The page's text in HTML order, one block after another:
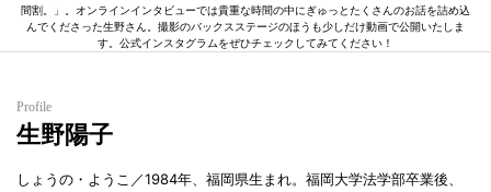
間割。」。オンラインインタビューでは貴重な時間の中にぎゅっとたくさんのお話を詰め込
んでくださった生野さん。撮影のバックスステージのほうも少しだけ動画で公開いたしま
す。公式インスタグラムをぜひチェックしてみてください！
Profile
生野陽子
しょうの・ようこ／1984年、福岡県生まれ。福岡大学法学部卒業後、